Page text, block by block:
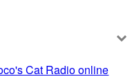
Cat Radio online